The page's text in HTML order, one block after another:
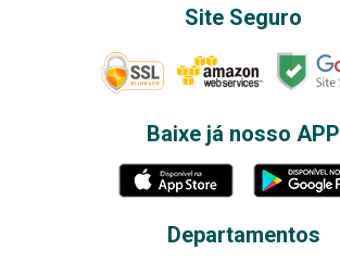
Site Seguro
Baixe já nosso APP
Departamentos